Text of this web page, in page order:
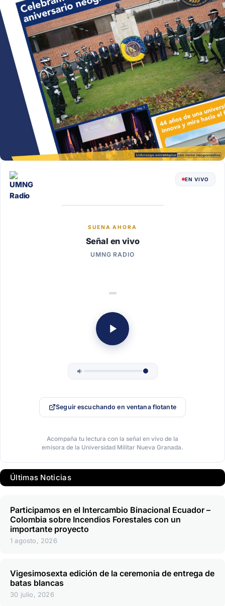
EN VIVO
SUENA AHORA
Señal en vivo
UMNG RADIO
Seguir escuchando en ventana flotante
Acompaña tu lectura con la señal en vivo de la
emisora de la Universidad Militar Nueva Granada.
Últimas Noticias
Participamos en el Intercambio Binacional Ecuador –
Colombia sobre Incendios Forestales con un
importante proyecto
1 agosto, 2026
Vigesimosexta edición de la ceremonia de entrega de
batas blancas
30 julio, 2026